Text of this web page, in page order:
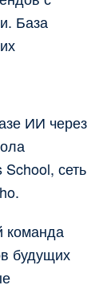
База
ИИ через
School, сеть
команда
будущих